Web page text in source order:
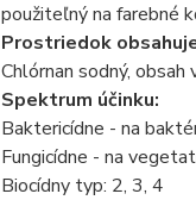
použiteľný na farebné
Prostriedok
Chlórnan sodný,
Spektrum účinku:
Baktericídne - na
Fungicídne - na
Biocídny typ: 2, 3, 4